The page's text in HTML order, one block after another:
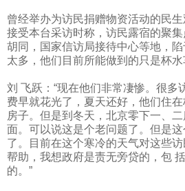
曾经举办为访民捐赠物资活动的民
接受本台采访时称，访民露宿的聚
胡同，国家信访局接待中心等地，
太多，他们目前所能做到的只是杯水
刘 飞跃：“现在他们非常凄惨。很多
费早就花光了，夏天还好，他们住
房子。但是到冬天，北京零下一、
面。可以说这是个老问题了。但是
了。目前在这个寒冷的天气对这些
帮助，我想政府是责无旁贷的，包
的。”